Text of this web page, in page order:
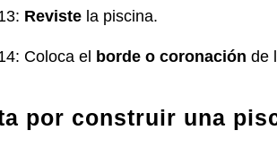
Reviste la piscina.
Coloca el borde o coronación de
por construir una